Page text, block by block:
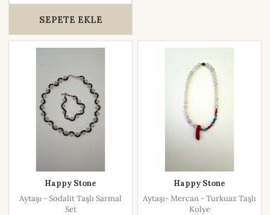
SEPETE EKLE
Happy Stone
Aytaşı - Sodalit Taşlı Sarmal
Set
Happy Stone
Aytaşı- Mercan - Turkuaz Taşlı
Kolye